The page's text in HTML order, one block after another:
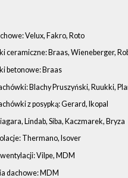
Velux, Fakro, Roto
ceramiczne: Braas, Wieneberger,
betonowe: Braas
Blachy Pruszyński, Ruukki,
z posypką: Gerard, Ikopal
Lindab, Siba, Kaczmarek, Bryza
Thermano, Isover
Vilpe, MDM
dachowe: MDM